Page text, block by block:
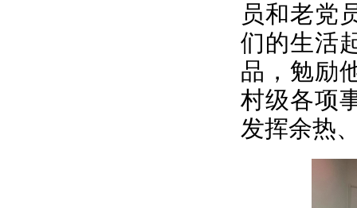
员和老党
们的生活
品，勉励
村级各项
发挥余热